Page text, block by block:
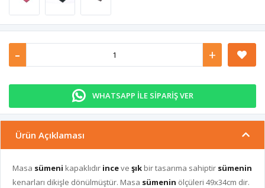
- +
WHATSAPP İLE SİPARİŞ VER
Ürün Açıklaması
Masa sümeni kapaklıdır inceve şık bir tasarıma sahiptir sümenin
kenarları dikişle dönülmüştür. Masa sümenin ölçüleri 49x34cm dir.